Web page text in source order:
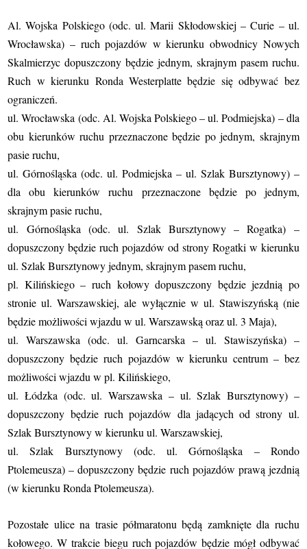
Al. Wojska Polskiego (odc. ul. Marii Skłodowskiej – Curie – ul.
Wrocławska) – ruch pojazdów w kierunku obwodnicy Nowych
Skalmierzyc dopuszczony będzie jednym, skrajnym pasem ruchu.
Ruch w kierunku Ronda Westerplatte będzie się odbywać bez
ograniczeń.
ul. Wrocławska (odc. Al. Wojska Polskiego – ul. Podmiejska) – dla
obu kierunków ruchu przeznaczone będzie po jednym, skrajnym
pasie ruchu,
ul. Górnośląska (odc. ul. Podmiejska – ul. Szlak Bursztynowy) –
dla obu kierunków ruchu przeznaczone będzie po jednym,
skrajnym pasie ruchu,
ul. Górnośląska (odc. ul. Szlak Bursztynowy – Rogatka) –
dopuszczony będzie ruch pojazdów od strony Rogatki w kierunku
ul. Szlak Bursztynowy jednym, skrajnym pasem ruchu,
pl. Kilińskiego – ruch kołowy dopuszczony będzie jezdnią po
stronie ul. Warszawskiej, ale wyłącznie w ul. Stawiszyńską (nie
będzie możliwości wjazdu w ul. Warszawską oraz ul. 3 Maja),
ul. Warszawska (odc. ul. Garncarska – ul. Stawiszyńska) –
dopuszczony będzie ruch pojazdów w kierunku centrum – bez
możliwości wjazdu w pl. Kilińskiego,
ul. Łódzka (odc. ul. Warszawska – ul. Szlak Bursztynowy) –
dopuszczony będzie ruch pojazdów dla jadących od strony ul.
Szlak Bursztynowy w kierunku ul. Warszawskiej,
ul. Szlak Bursztynowy (odc. ul. Górnośląska – Rondo
Ptolemeusza) – dopuszczony będzie ruch pojazdów prawą jezdnią
(w kierunku Ronda Ptolemeusza).
Pozostałe ulice na trasie półmaratonu będą zamknięte dla ruchu
kołowego. W trakcie biegu ruch pojazdów będzie mógł odbywać